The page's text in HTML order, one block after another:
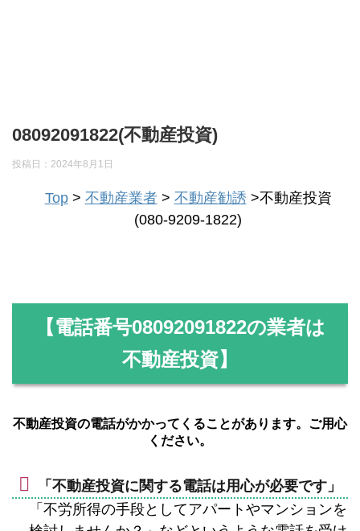
08092091822(不動産投資)
投稿日： 2024年8月1日
Top> 不動産業者> 不動産勧誘 >不動産投資
(080-9209-1822)
【電話番号08092091822の業者は
不動産投資】
不動産投資の電話がかかってくることがあります。ご用心
ください。
「不動産投資に関する電話は用心が必要です」
「不労所得の手段としてアパートやマンションを